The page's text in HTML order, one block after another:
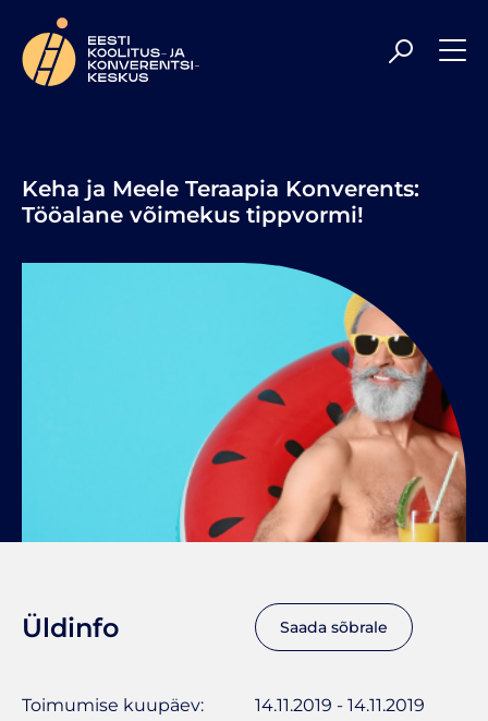
Meil on rõõm olla Sulle veelgi kaasaegsem ja
professionaalsem koolituspartner, toetades Sind parimal
tasemel uute teadmiste hankimisel ning
enesetäiendamisel. Head sirvimist!
Keha ja Meele Teraapia Konverents:
Tööalane võimekus tippvormi!
Üldinfo Saada sõbrale
Toimumise kuupäev:
14.11.2019 - 14.11.2019